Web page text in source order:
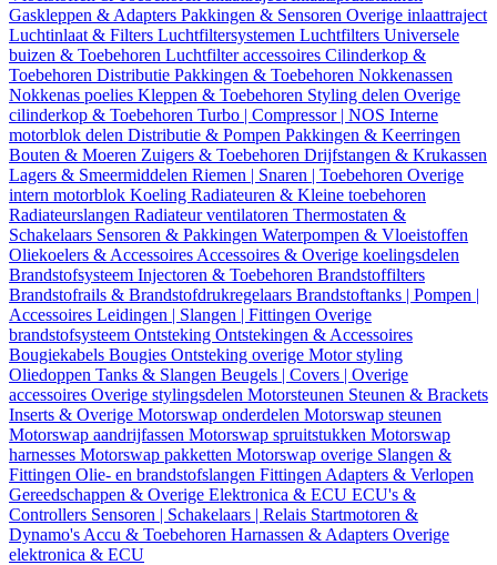
Gaskleppen & Adapters Pakkingen & Sensoren Overige inlaattraject
Luchtinlaat & Filters Luchtfiltersystemen Luchtfilters Universele
buizen & Toebehoren Luchtfilter accessoires Cilinderkop &
Toebehoren Distributie Pakkingen & Toebehoren Nokkenassen
Nokkenas poelies Kleppen & Toebehoren Styling delen Overige
cilinderkop & Toebehoren Turbo | Compressor | NOS Interne
motorblok delen Distributie & Pompen Pakkingen & Keerringen
Bouten & Moeren Zuigers & Toebehoren Drijfstangen & Krukassen
Lagers & Smeermiddelen Riemen | Snaren | Toebehoren Overige
intern motorblok Koeling Radiateuren & Kleine toebehoren
Radiateurslangen Radiateur ventilatoren Thermostaten &
Schakelaars Sensoren & Pakkingen Waterpompen & Vloeistoffen
Oliekoelers & Accessoires Accessoires & Overige koelingsdelen
Brandstofsysteem Injectoren & Toebehoren Brandstoffilters
Brandstofrails & Brandstofdrukregelaars Brandstoftanks | Pompen |
Accessoires Leidingen | Slangen | Fittingen Overige
brandstofsysteem Ontsteking Ontstekingen & Accessoires
Bougiekabels Bougies Ontsteking overige Motor styling
Oliedoppen Tanks & Slangen Beugels | Covers | Overige
accessoires Overige stylingsdelen Motorsteunen Steunen & Brackets
Inserts & Overige Motorswap onderdelen Motorswap steunen
Motorswap aandrijfassen Motorswap spruitstukken Motorswap
harnesses Motorswap pakketten Motorswap overige Slangen &
Fittingen Olie- en brandstofslangen Fittingen Adapters & Verlopen
Gereedschappen & Overige Elektronica & ECU ECU's &
Controllers Sensoren | Schakelaars | Relais Startmotoren &
Dynamo's Accu & Toebehoren Harnassen & Adapters Overige
elektronica & ECU